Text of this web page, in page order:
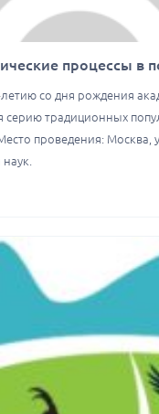
процессы в
со дня рождения
серию традиционных
проведения: Москва,